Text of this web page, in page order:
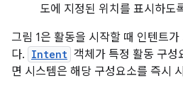
도에 지정된 위치를 표시하도
그림 1은 활동을 시작할 때 인텐트
다. Intent 객체가 특정 활동 구성
면 시스템은 해당 구성요소를 즉시